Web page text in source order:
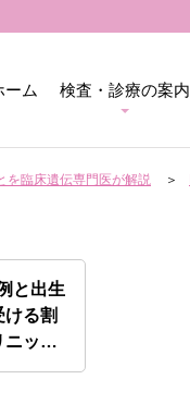
ーム 検査・診療の案内
を臨床遺伝専門医が解説
と出生
ける割
ニッ…